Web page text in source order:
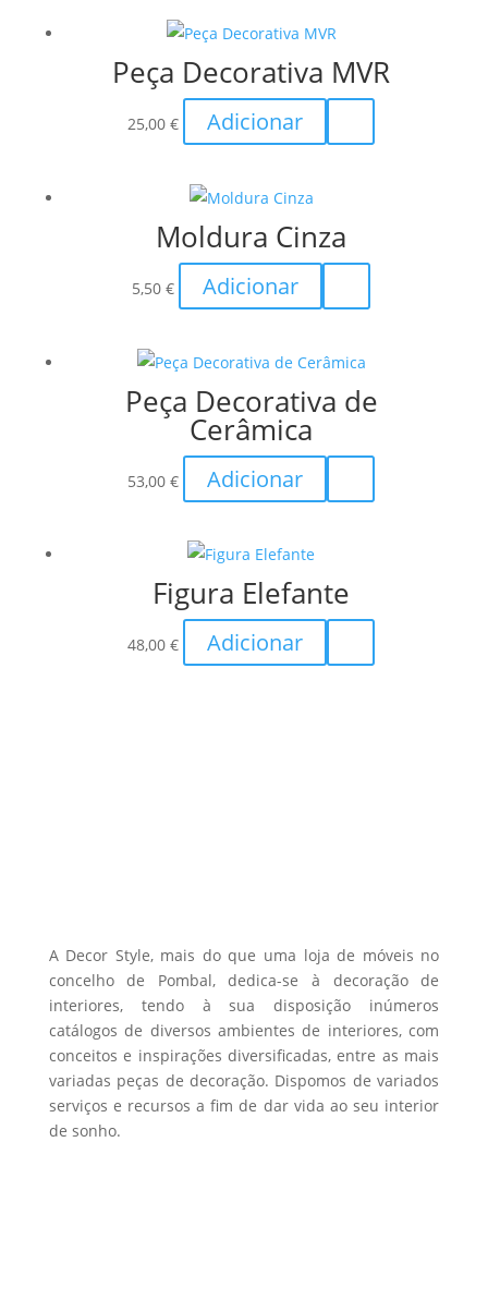
Peça Decorativa MVR
25,00€ Adicionar
Moldura Cinza
5,50€ Adicionar
Peça Decorativa de
Cerâmica
53,00€ Adicionar
Figura Elefante
48,00€ Adicionar
A Decor Style, mais do que uma loja de móveis no
concelho de Pombal, dedica-se à decoração de
interiores, tendo à sua disposição inúmeros
catálogos de diversos ambientes de interiores, com
conceitos e inspirações diversificadas, entre as mais
variadas peças de decoração. Dispomos de variados
serviços e recursos a fim de dar vida ao seu interior
de sonho.